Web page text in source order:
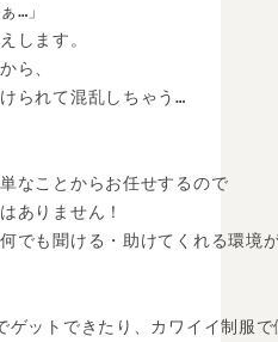
…」
します。
ら、
られて混乱しちゃう…
なことからお任せするので
ありません！
でも聞ける・助けてくれる環境
ゲットできたり、カワイイ制服